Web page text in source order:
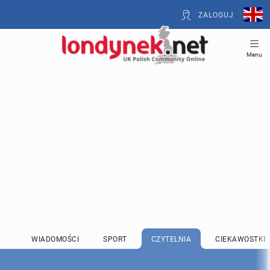
ZALOGUJ
Menu
WIADOMOŚCI SPORT CZYTELNIA CIEKAWOSTKI